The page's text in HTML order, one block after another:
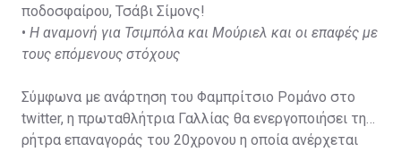
ποδοσφαίρου, Τσάβι Σίμονς!
• Η αναμονή για Τσιμπόλα και Μούριελ και οι επαφές με
τους επόμενους στόχους
Σύμφωνα με ανάρτηση του Φαμπρίτσιο Ρομάνο στο
twitter, η πρωταθλήτρια Γαλλίας θα ενεργοποιήσει τη
ρήτρα επαναγοράς του 20χρονου η οποία ανέρχεται